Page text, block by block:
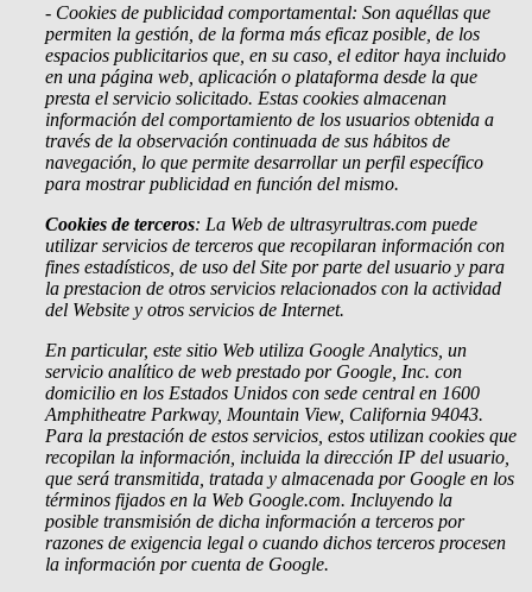
- Cookies de publicidad comportamental: Son aquéllas que
permiten la gestión, de la forma más eficaz posible, de los
espacios publicitarios que, en su caso, el editor haya incluido
en una página web, aplicación o plataforma desde la que
presta el servicio solicitado. Estas cookies almacenan
información del comportamiento de los usuarios obtenida a
través de la observación continuada de sus hábitos de
navegación, lo que permite desarrollar un perfil específico
para mostrar publicidad en función del mismo.
Cookies de terceros: La Web de ultrasyrultras.com puede
utilizar servicios de terceros que recopilaran información con
fines estadísticos, de uso del Site por parte del usuario y para
la prestacion de otros servicios relacionados con la actividad
del Website y otros servicios de Internet.
En particular, este sitio Web utiliza Google Analytics, un
servicio analítico de web prestado por Google, Inc. con
domicilio en los Estados Unidos con sede central en 1600
Amphitheatre Parkway, Mountain View, California 94043.
Para la prestación de estos servicios, estos utilizan cookies que
recopilan la información, incluida la dirección IP del usuario,
que será transmitida, tratada y almacenada por Google en los
términos fijados en la Web Google.com. Incluyendo la
posible transmisión de dicha información a terceros por
razones de exigencia legal o cuando dichos terceros procesen
la información por cuenta de Google.